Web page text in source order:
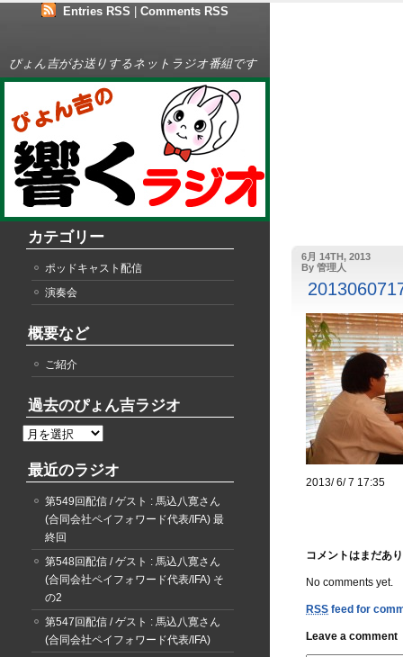
6月 14TH, 2013
By 管理人
2013/ 6/ 7 17:35
コメントはまだあ
No comments yet.
RSS feed for
Leave a comment
Entries RSS Comments RSS
ぴょん吉がお送りするネットラジオ番組です
カテゴリー
ポッドキャスト配信
演奏会
概要など
ご紹介
過去のぴょん吉ラジオ
過
の
最近のラジオ
第549回配信 / ゲスト : 馬込八寛さん
(合同会社ペイフォワード代表/IFA) 最
終回
第548回配信 / ゲスト : 馬込八寛さん
(合同会社ペイフォワード代表/IFA) そ
の2
第547回配信 / ゲスト : 馬込八寛さん
(合同会社ペイフォワード代表/IFA)